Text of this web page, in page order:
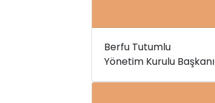
Berfu Tutumlu
Yönetim Kurulu Başkanı